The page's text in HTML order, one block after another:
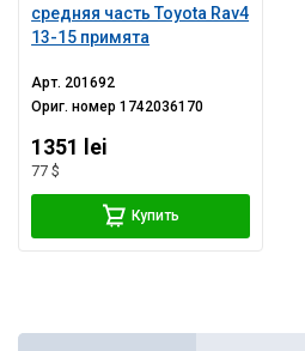
средняя часть Toyota Rav4
13-15 примята
Арт. 201692
Ориг. номер1742036170
1351 lei
77 $
Купить